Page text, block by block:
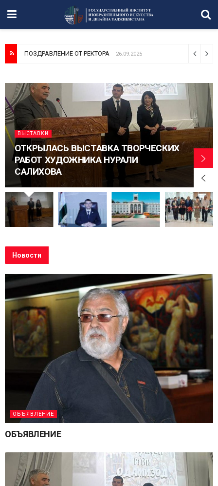
ПОЗДРАВЛЕНИЕ ОТ РЕКТОРА 26.09.2025
ВЫСТАВКИ
ОТКРЫЛАСЬ ВЫСТАВКА ТВОРЧЕСКИХ
РАБОТ ХУДОЖНИКА НУРАЛИ
САЛИХОВА
Новости
ОБЪЯВЛЕНИЕ
ОБЪЯВЛЕНИЕ